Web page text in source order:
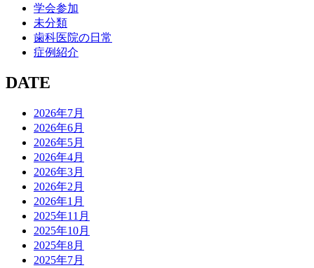
学会参加
未分類
歯科医院の日常
症例紹介
DATE
2026年7月
2026年6月
2026年5月
2026年4月
2026年3月
2026年2月
2026年1月
2025年11月
2025年10月
2025年8月
2025年7月